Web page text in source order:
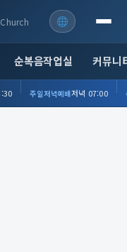
순복음작업실 커뮤니
주일저녁예배저녁 07:00